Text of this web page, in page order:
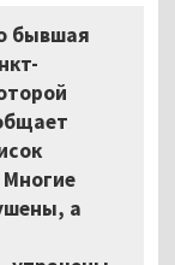
бывшая
а